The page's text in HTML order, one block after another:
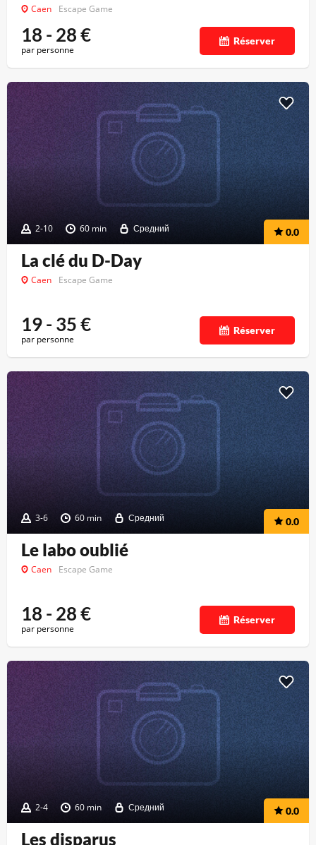
Caen Escape Game
18 - 28€
par personne
Réserver
2-10 60 min Средний 0.0
La clé du D-Day
Caen Escape Game
19 - 35€
par personne
Réserver
3-6 60 min Средний 0.0
Le labo oublié
Caen Escape Game
18 - 28€
par personne
Réserver
2-4 60 min Средний 0.0
Les disparus